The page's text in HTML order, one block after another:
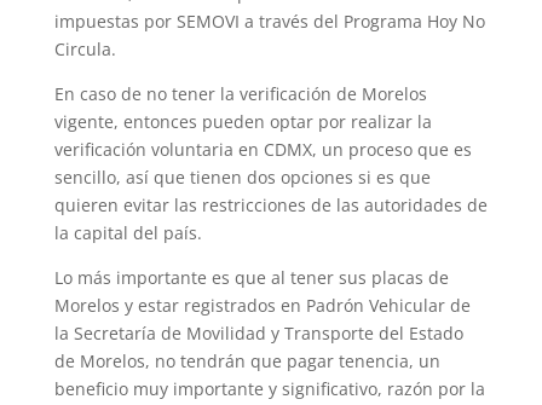
impuestas por SEMOVI a través del Programa Hoy No
Circula.
En caso de no tener la verificación de Morelos
vigente, entonces pueden optar por realizar la
verificación voluntaria en CDMX, un proceso que es
sencillo, así que tienen dos opciones si es que
quieren evitar las restricciones de las autoridades de
la capital del país.
Lo más importante es que al tener sus placas de
Morelos y estar registrados en Padrón Vehicular de
la Secretaría de Movilidad y Transporte del Estado
de Morelos, no tendrán que pagar tenencia, un
beneficio muy importante y significativo, razón por la